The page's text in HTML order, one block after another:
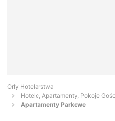
Orły Hotelarstwa
Hotele, Apartamenty, Pokoje
Apartamenty Parkowe